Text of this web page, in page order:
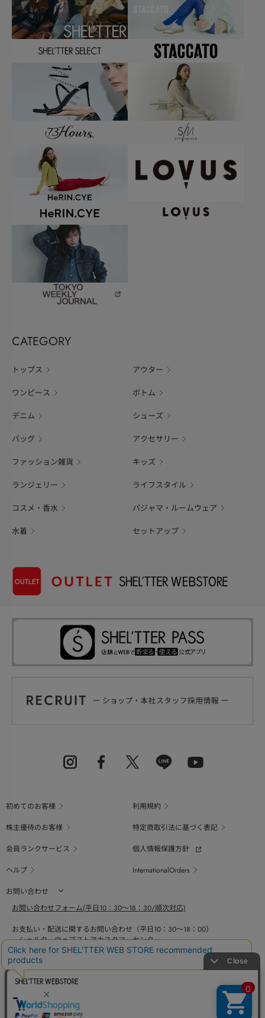
CATEGORY
トップス アウター
ワンピース ボトム
デニム シューズ
バッグ アクセサリー
ファッション雑貨 キッズ
ランジェリー ライフスタイル
コスメ・香水 パジャマ・ルームウェア
水着 セットアップ
初めてのお客様
利用規約
株主優待のお客様
特定商取引法に基づく表記
会員ランクサービス
個人情報保護方針
ヘルプ
InternationalOrders
お問い合わせ
お問い合わせフォーム(平日10：30～18：30/順次対応)
お支払い・配送に関するお問い合わせ（平日10：30～18：00）
シェルターウェブストアカスタマーセンター
0800-123-6820
商品の素材、サイズ、仕様等に関するお問い合せ（平日10：30～18：00）
バロックジャパンリミテッドコールセンター
03-6730-9191
BAROQUE JAPAN LIMITED